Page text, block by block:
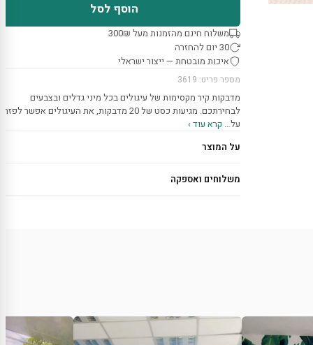
הוסף לסל
משלוח חינם מהזמנות מעל 300₪
30 יום להחזרה
איכות מובטחת — ייצור ישראלי
מספר פריט: 3619
מדבקות קיר מקסימות של עיגולים בכל מיני גדלים ובצבעים
לבחירתכם. מגיעות כסט של 20 מדבקות, את העיגולים אפשר לפזר
על… קרא עוד ›
על המוצר
משלוחים ואספקה